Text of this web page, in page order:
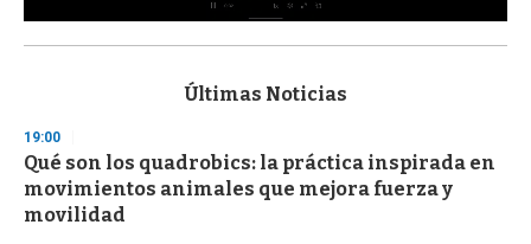
s
d
s
o
f
3
Últimas Noticias
19:00
Qué son los quadrobics: la práctica inspirada en
movimientos animales que mejora fuerza y
movilidad